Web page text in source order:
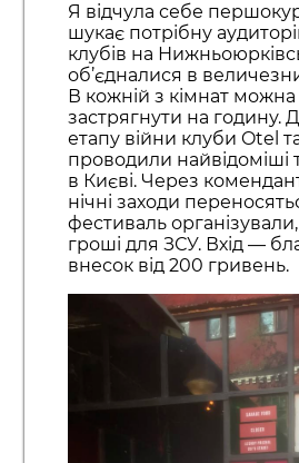
Я відчула себе
шукає потрібну
клубів на
об’єдналися в
В кожній з кімнат
застрягнути на годину.
етапу війни клуби Otel
проводили найвідоміші
в Києві. Через
нічні заходи
фестиваль
гроші для ЗСУ. Вхід —
внесок від 200 гривень.